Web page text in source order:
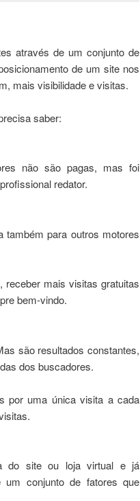
através de um conjunto de
de um site nos
mais visibilidade e visitas.
saber:
não são pagas, mas foi
redator.
para outros motores
mais visitas gratuitas
bem-vindo.
são resultados constantes,
dos buscadores.
por uma única visita a cada
do site ou loja virtual e já
conjunto de fatores que